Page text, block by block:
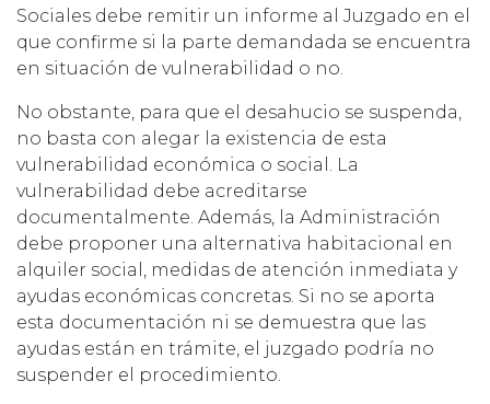
Sociales debe remitir un informe al Juzgado en el
que confirme si la parte demandada se encuentra
en situación de vulnerabilidad o no.
No obstante, para que el desahucio se suspenda,
no basta con alegar la existencia de esta
vulnerabilidad económica o social. La
vulnerabilidad debe acreditarse
documentalmente. Además, la Administración
debe proponer una alternativa habitacional en
alquiler social, medidas de atención inmediata y
ayudas económicas concretas. Si no se aporta
esta documentación ni se demuestra que las
ayudas están en trámite, el juzgado podría no
suspender el procedimiento.